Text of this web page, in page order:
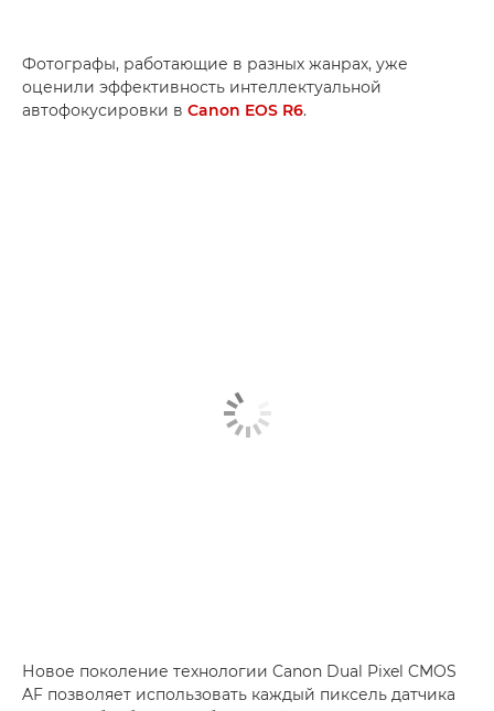
Фотографы, работающие в разных жанрах, уже
оценили эффективность интеллектуальной
автофокусировки в Canon EOS R6.
Новое поколение технологии Canon Dual Pixel CMOS
AF позволяет использовать каждый пиксель датчика